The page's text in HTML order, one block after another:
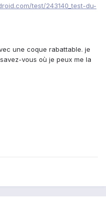
test/243140_test-du-
une coque rabattable. je
vous où je peux me la